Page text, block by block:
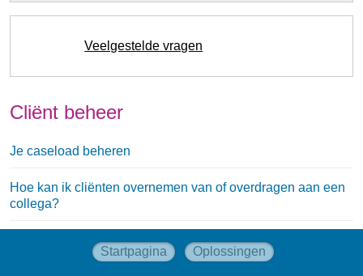
Veelgestelde vragen
Cliënt beheer
Je caseload beheren
Hoe kan ik cliënten overnemen van of overdragen aan een
collega?
Startpagina Oplossingen